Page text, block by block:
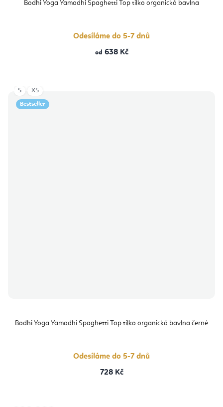
Bodhi Yoga Yamadhi Spaghetti Top tílko organická bavlna
Odesíláme do 5-7 dnů
od 638 Kč
Bestseller
Bodhi Yoga Yamadhi Spaghetti Top tílko organická bavlna černé
Odesíláme do 5-7 dnů
728 Kč
S XS